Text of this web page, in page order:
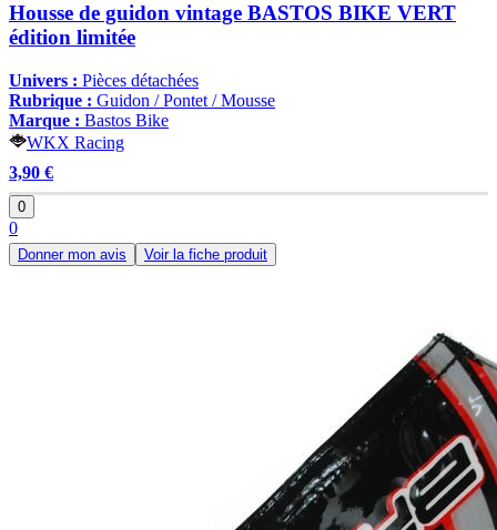
Housse de guidon vintage BASTOS BIKE VERT
édition limitée
Univers : Pièces détachées
Rubrique : Guidon / Pontet / Mousse
Marque : Bastos Bike
WKX Racing
3,90 €
0
0
Donner mon avis Voir la fiche produit